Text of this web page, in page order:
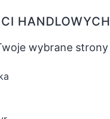
HANDLOWYCH
wybrane strony